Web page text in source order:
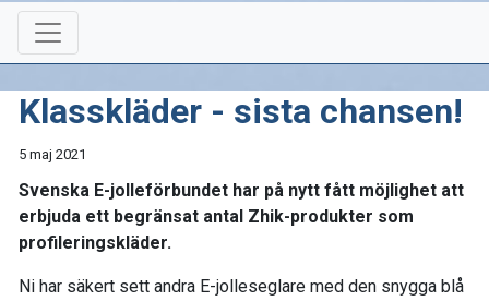
Klasskläder - sista chansen!
5 maj 2021
Svenska E-jolleförbundet har på nytt fått möjlighet att
erbjuda ett begränsat antal Zhik-produkter som
profileringskläder.
Ni har säkert sett andra E-jolleseglare med den snygga blå